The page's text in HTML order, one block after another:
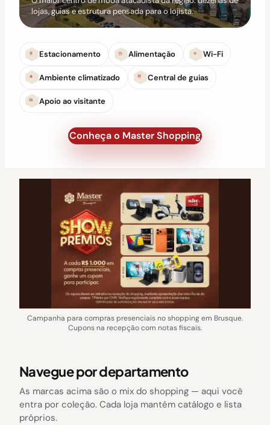
lojas, guias e estrutura pensada para o lojista.
Estacionamento Alimentação Wi-Fi
Ambiente climatizado Central de guias
Apoio ao visitante
Conheça o Master Shopping
Campanha para compras presenciais no shopping em Brusque.
Cupons na recepção com notas fiscais.
Navegue por departamento
As marcas acima são o mix do shopping — aqui você
entra por coleção. Cada loja mantém catálogo e lista
próprios.